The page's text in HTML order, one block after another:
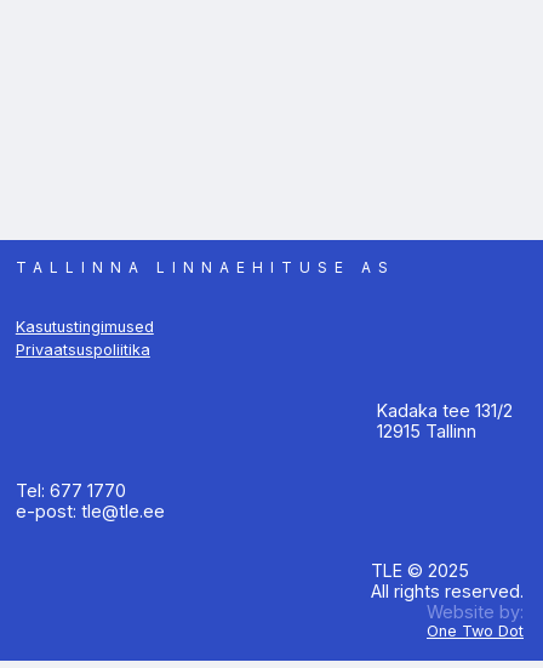
TALLINNA LINNAEHITUSE AS
Kasutustingimused
Privaatsuspoliitika
Kadaka tee 131/2
12915 Tallinn
Tel: 677 1770
e-post: tle@tle.ee
TLE © 2025
All rights reserved.
Website by:
One Two Dot